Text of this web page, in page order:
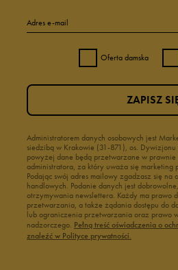
Adres e-mail
Oferta damska
Administratorem danych osobowych jest
siedzibą w Krakowie (31-871), os.
powyżej dane będą przetwarzane w prawnie
administratora, za który uważa się marketing
Podając swój adres mailowy zgadzasz się na
handlowych. Podanie danych jest
otrzymywania newslettera. Każdy ma prawo
przetwarzania, a także żądania dostępu do
lub ograniczenia przetwarzania oraz prawo
nadzorczego. Pełną treść oświadczenia o
znaleźć w Polityce prywatności.
ZAPISZ